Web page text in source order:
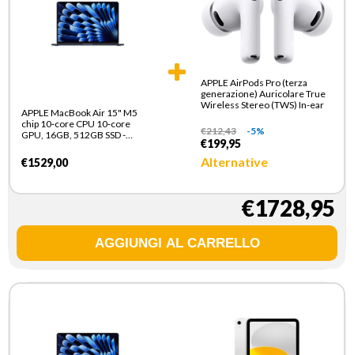
APPLE MacBook Air 15" M5
chip 10‑core CPU 10‑core
GPU, 16GB, 512GB SSD -
€1529,00
APPLE AirPods Pro (terza
generazione) Auricolare True
Wireless Stereo (TWS) In-ear
€212,43 -5%
€199,95
Alternative
€1728,95